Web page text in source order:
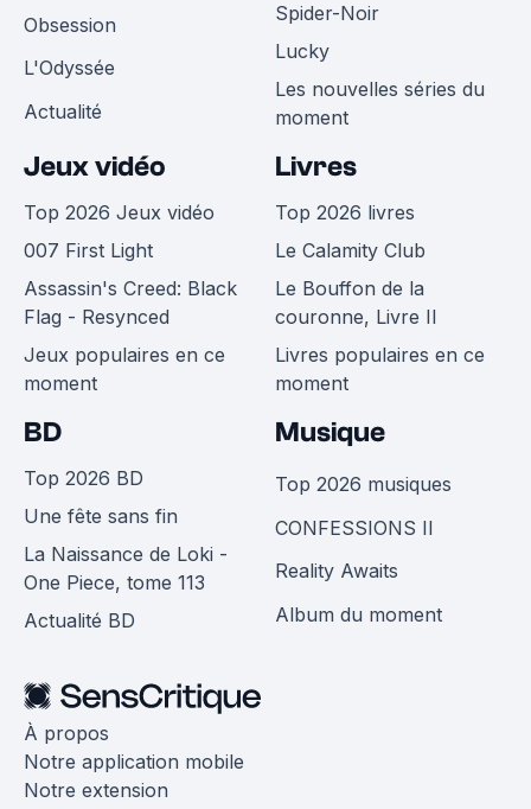
Obsession
L'Odyssée
Actualité
Spider-Noir
Lucky
Les nouvelles séries du
moment
Jeux vidéo
Top 2026 Jeux vidéo
007 First Light
Assassin's Creed: Black
Flag - Resynced
Jeux populaires en ce
moment
Livres
Top 2026 livres
Le Calamity Club
Le Bouffon de la
couronne, Livre II
Livres populaires en ce
moment
BD
Top 2026 BD
Une fête sans fin
La Naissance de Loki -
One Piece, tome 113
Actualité BD
Musique
Top 2026 musiques
CONFESSIONS II
Reality Awaits
Album du moment
À propos
Notre application mobile
Notre extension